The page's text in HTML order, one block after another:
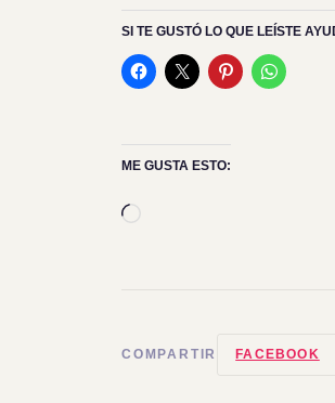
SI TE GUSTÓ LO QUE LEÍSTE
ME GUSTA ESTO:
COMPARTIR FACEBOOK